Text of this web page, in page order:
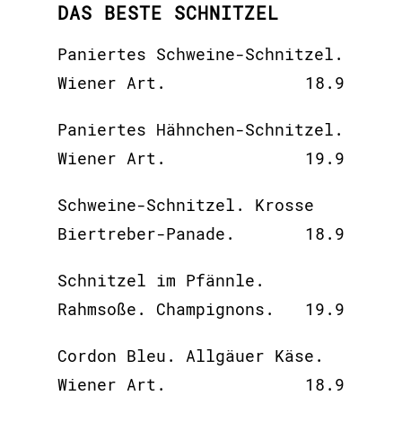
DAS BESTE SCHNITZEL
Paniertes Schweine-Schnitzel.
Wiener Art.
18.9
Paniertes Hähnchen-Schnitzel.
Wiener Art.
19.9
Schweine-Schnitzel. Krosse
Biertreber-Panade.
18.9
Schnitzel im Pfännle.
Rahmsoße. Champignons.
19.9
Cordon Bleu. Allgäuer Käse.
Wiener Art.
18.9